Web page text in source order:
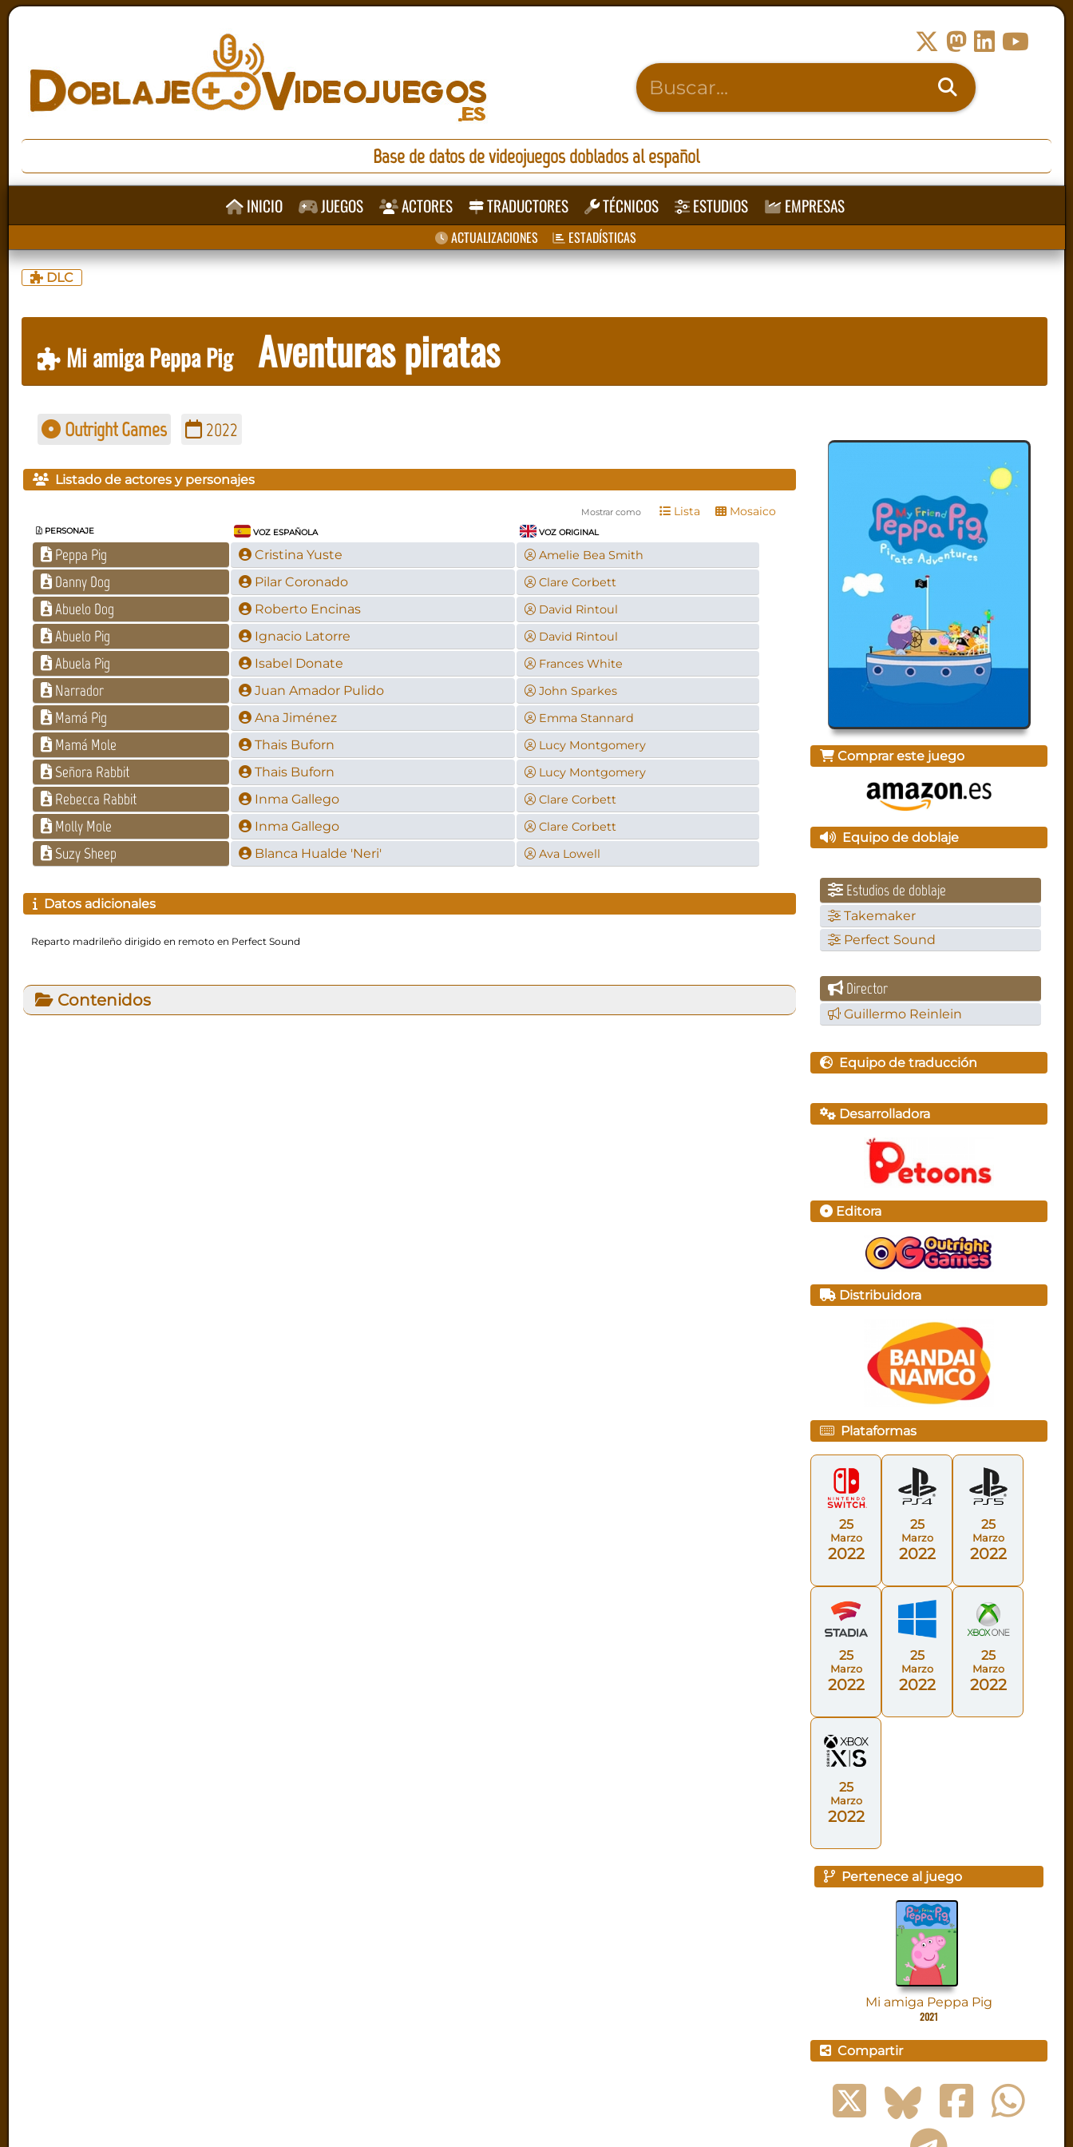
Base de datos de videojuegos doblados al español
INICIO JUEGOS ACTORES TRADUCTORES TÉCNICOS ESTUDIOS EMPRESAS
ACTUALIZACIONES ESTADÍSTICAS
DLC
Mi amiga Peppa Pig Aventuras piratas
Outright Games 2022
Listado de actores y personajes
Mostrar como Lista Mosaico
PERSONAJE VOZ ESPAÑOLA VOZ ORIGINAL
Peppa Pig Cristina Yuste Amelie Bea Smith
Danny Dog Pilar Coronado Clare Corbett
Abuelo Dog Roberto Encinas David Rintoul
Abuelo Pig Ignacio Latorre David Rintoul
Abuela Pig Isabel Donate Frances White
Narrador Juan Amador Pulido John Sparkes
Mamá Pig Ana Jiménez Emma Stannard
Mamá Mole Thais Buforn Lucy Montgomery
Señora Rabbit Thais Buforn Lucy Montgomery
Rebecca Rabbit Inma Gallego Clare Corbett
Molly Mole Inma Gallego Clare Corbett
Suzy Sheep Blanca Hualde 'Neri' Ava Lowell
Datos adicionales
Reparto madrileño dirigido en remoto en Perfect Sound
Contenidos
Comprar este juego
Equipo de doblaje
Estudios de doblaje
Takemaker
Perfect Sound
Director
Guillermo Reinlein
Equipo de traducción
Desarrolladora
Editora
Distribuidora
Plataformas
25
Marzo
2022
25
Marzo
2022
25
Marzo
2022
25
Marzo
2022
25
Marzo
2022
25
Marzo
2022
25
Marzo
2022
Pertenece al juego
Mi amiga Peppa Pig
2021
Compartir